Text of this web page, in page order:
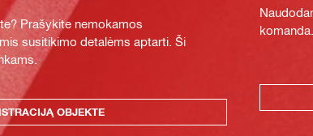
Prašykite nemokamos
susitikimo detalėms aptarti. Ši
OBJEKTE